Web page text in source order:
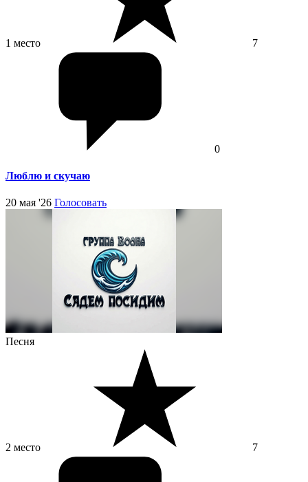
1 место 7
0
Люблю и скучаю
20 мая '26 Голосовать
Песня
2 место 7